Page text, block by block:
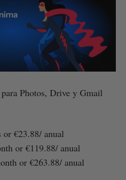
Photos, Drive y Gmail
€23.88/ anual
or €119.88/ anual
or €263.88/ anual